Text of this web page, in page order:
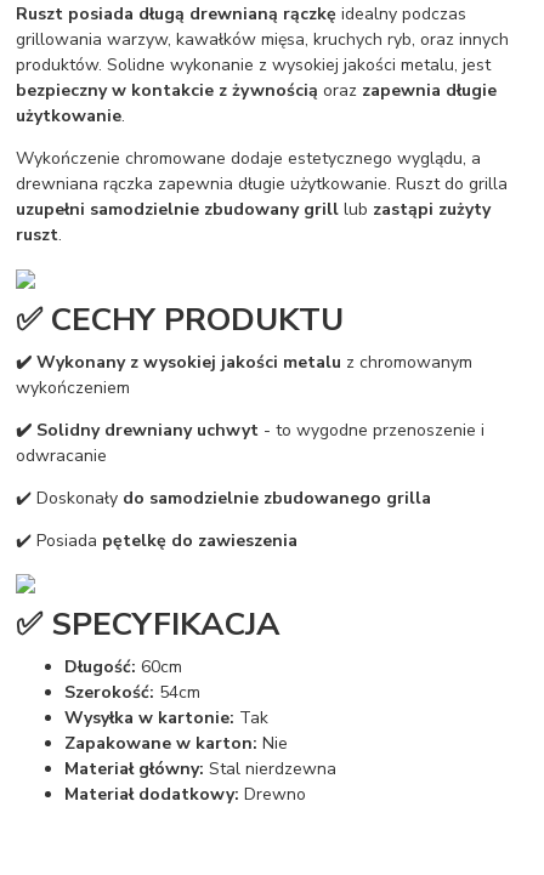
Ruszt posiada długą drewnianą rączkęidealny podczas
grillowania warzyw, kawałków mięsa, kruchych ryb, oraz innych
produktów. Solidne wykonanie z wysokiej jakości metalu, jest
bezpieczny w kontakcie z żywnością oraz zapewnia długie
użytkowanie.
Wykończenie chromowane dodaje estetycznego wyglądu, a
drewniana rączka zapewnia długie użytkowanie. Ruszt do grilla
uzupełni samodzielnie zbudowany grill lub zastąpi zużyty
ruszt.
✅ CECHY PRODUKTU
✔️ Wykonany z wysokiej jakości metalu z chromowanym
wykończeniem
✔️ Solidny drewniany uchwyt - to wygodne przenoszenie i
odwracanie
✔️ Doskonały do samodzielnie zbudowanego grilla
✔️ Posiada pętelkę do zawieszenia
✅ SPECYFIKACJA
Długość: 60cm
Szerokość: 54cm
Wysyłka w kartonie: Tak
Zapakowane w karton: Nie
Materiał główny: Stal nierdzewna
Materiał dodatkowy: Drewno